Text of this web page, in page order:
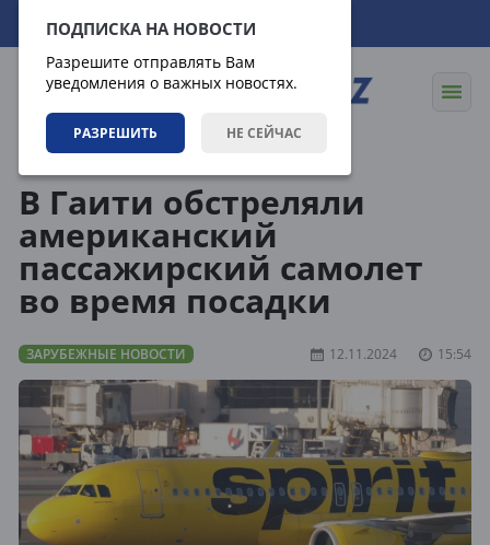
ПОДПИСКА НА НОВОСТИ
Разрешите отправлять Вам
уведомления о важных новостях.
РАЗРЕШИТЬ НЕ СЕЙЧАС
08.08.2026 07:38:27
В Гаити обстреляли
американский
пассажирский самолет
во время посадки
ЗАРУБЕЖНЫЕ НОВОСТИ 12.11.2024 15:54